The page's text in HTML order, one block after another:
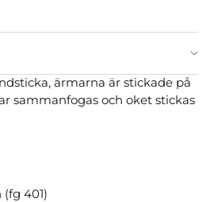
ärmarna är stickade på
sammanfogas och oket stickas
401)